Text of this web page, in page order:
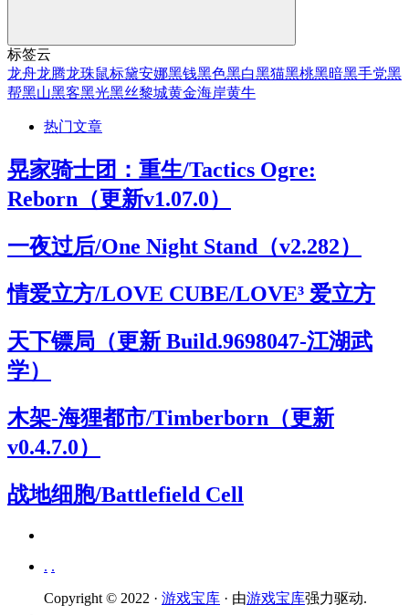
标签云
龙舟龙腾龙珠鼠标黛安娜黑钱黑色黑白黑猫黑桃黑暗黑手党黑
帮黑山黑客黑光黑丝黎城黄金海岸黄牛
热门文章
晃家骑士团：重生/Tactics Ogre:
Reborn（更新v1.07.0）
一夜过后/One Night Stand（v2.282）
情爱立方/LOVE CUBE/LOVE³ 爱立方
天下镖局（更新 Build.9698047-江湖武
学）
木架-海狸都市/Timberborn（更新
v0.4.7.0）
战地细胞/Battlefield Cell
. .
Copyright © 2022 · 游戏宝库 · 由游戏宝库强力驱动.